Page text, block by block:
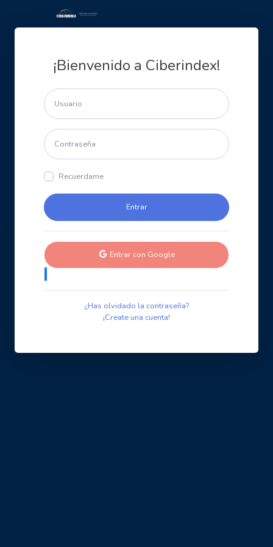
¡Bienvenido a Ciberindex!
Recuerdame
Entrar con Google
¿Has olvidado la contraseña?
¡Create una cuenta!